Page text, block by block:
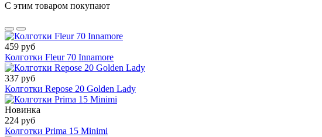
С этим товаром покупают
459 руб
Колготки Fleur 70 Innamore
337 руб
Колготки Repose 20 Golden Lady
Новинка
224 руб
Колготки Prima 15 Minimi